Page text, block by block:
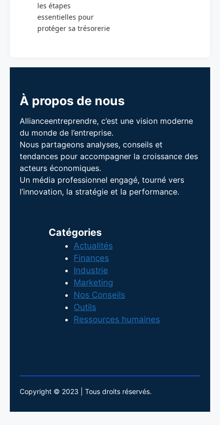
les étapes
essentielles pour
protéger sa trésorerie
À propos de nous
Allianceentreprendre, c’est une vision moderne
du monde de l’entreprise.
Nous partageons analyses, conseils et
tendances pour accompagner la croissance des
acteurs économiques.
Un média professionnel engagé, tourné vers
l’innovation, la stratégie et la performance.
Catégories
Actualités
Finances
Industrie
Marketing
Nos Conseils
Outils
Ressources humaines
Copyright © 2023 | Tous droits réservés.